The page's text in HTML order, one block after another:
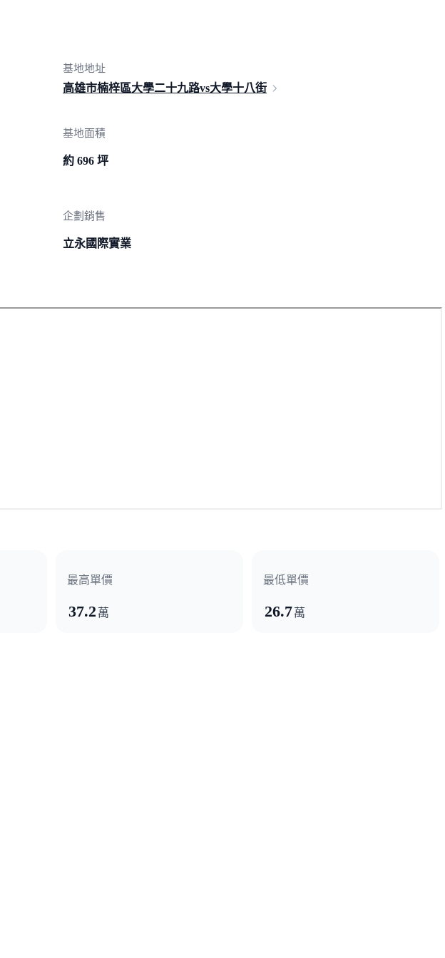
基地地址
高雄市楠梓區大學二十九路vs大學十八街
基地面積
約 696 坪
企劃銷售
立永國際實業
最高單價
37.2 萬
最低單價
26.7萬